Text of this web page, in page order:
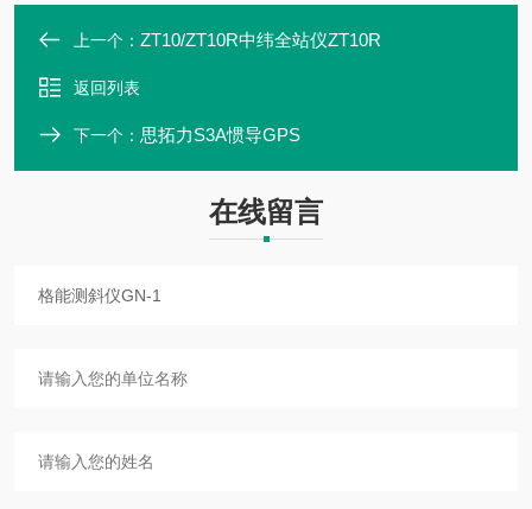
上一个： ZT10/ZT10R中纬全站仪ZT10R
返回列表
下一个： 思拓力S3A惯导GPS
在线留言